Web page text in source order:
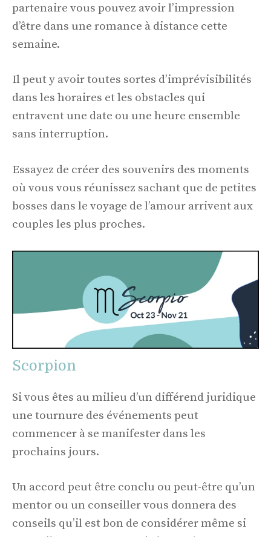
partenaire vous pouvez avoir l’impression
d’être dans une romance à distance cette
semaine.
Il peut y avoir toutes sortes d’imprévisibilités
dans les horaires et les obstacles qui
entravent une date ou une heure ensemble
sans interruption.
Essayez de créer des souvenirs des moments
où vous vous réunissez sachant que de petites
bosses dans le voyage de l’amour arrivent aux
couples les plus proches.
Scorpion
Si vous êtes au milieu d’un différend juridique
une tournure des événements peut
commencer à se manifester dans les
prochains jours.
Un accord peut être conclu ou peut-être qu’un
mentor ou un conseiller vous donnera des
conseils qu’il est bon de considérer même si